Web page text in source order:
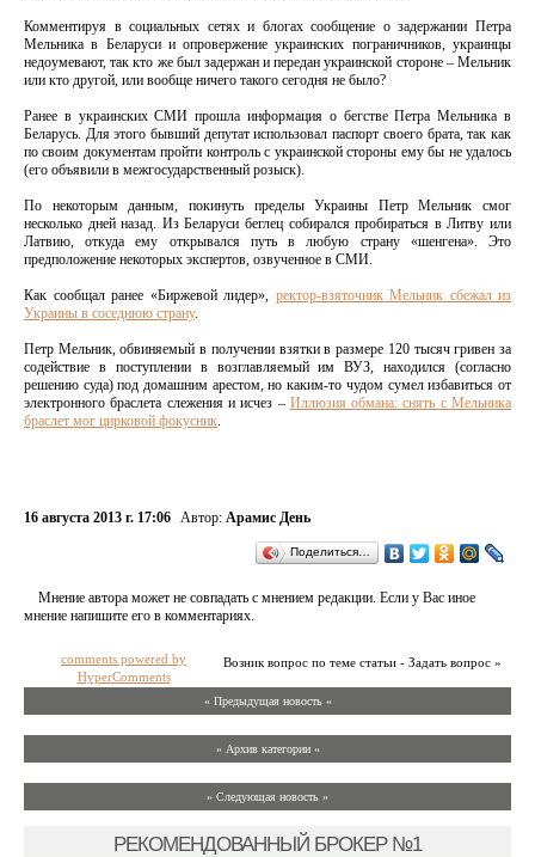
Комментируя в социальных сетях и блогах сообщение о задержании Петра
Мельника в Беларуси и опровержение украинских пограничников, украинцы
недоумевают, так кто же был задержан и передан украинской стороне – Мельник
или кто другой, или вообще ничего такого сегодня не было?
Ранее в украинских СМИ прошла информация о бегстве Петра Мельника в
Беларусь. Для этого бывший депутат использовал паспорт своего брата, так как
по своим документам пройти контроль с украинской стороны ему бы не удалось
(его объявили в межгосударственный розыск).
По некоторым данным, покинуть пределы Украины Петр Мельник смог
несколько дней назад. Из Беларуси беглец собирался пробираться в Литву или
Латвию, откуда ему открывался путь в любую страну «шенгена». Это
предположение некоторых экспертов, озвученное в СМИ.
Как сообщал ранее «Биржевой лидер», ректор-взяточник Мельник сбежал из
Украины в соседнюю страну.
Петр Мельник, обвиняемый в получении взятки в размере 120 тысяч гривен за
содействие в поступлении в возглавляемый им ВУЗ, находился (согласно
решению суда) под домашним арестом, но каким-то чудом сумел избавиться от
электронного браслета слежения и исчез – Иллюзия обмана: снять с Мельника
браслет мог цирковой фокусник.
16 августа 2013 г. 17:06 Автор: Арамис День
Поделиться…
Мнение автора может не совпадать с мнением редакции. Если у Вас иное
мнение напишите его в комментариях.
Возник вопрос по теме статьи - Задать вопрос »
comments powered by
HyperComments
« Предыдущая новость «
» Архив категории «
» Следующая новость »
РЕКОМЕНДОВАННЫЙ БРОКЕР №1